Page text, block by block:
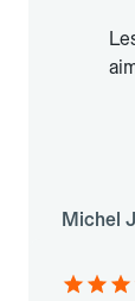
Michel